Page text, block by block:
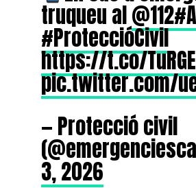
truqueu al@112
#ProteccióCivil
https://t.co/
pic.twitter.com/
— Protecció civil
3, 2026